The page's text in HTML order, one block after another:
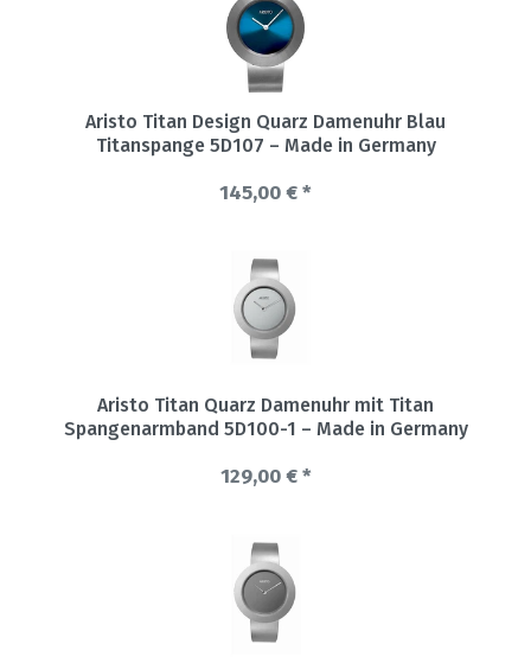
Aristo Titan Design Quarz Damenuhr Blau
Titanspange 5D107 – Made in Germany
145,00 € *
Aristo Titan Quarz Damenuhr mit Titan
Spangenarmband 5D100-1 – Made in Germany
129,00 € *